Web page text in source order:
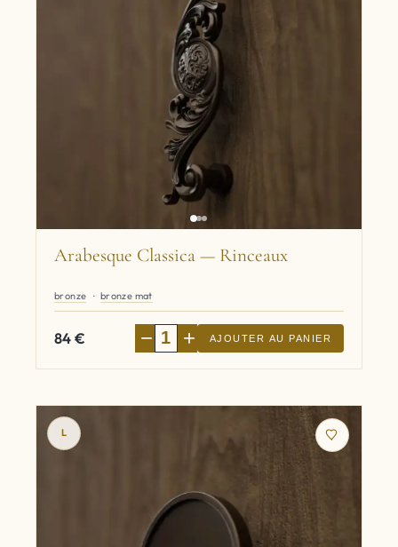
Arabesque Classica — Rinceaux
bronze bronze mat
84€ − + AJOUTER AU PANIER
L